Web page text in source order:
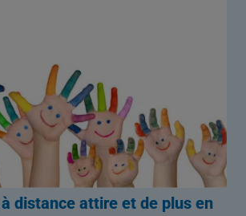
distance attire et de plus en